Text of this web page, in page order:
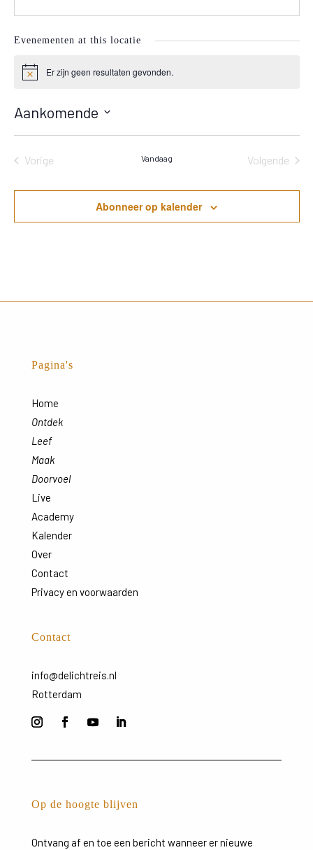
Evenementen at this locatie
BerichtEr zijn geen resultaten gevonden.
Aankomende
datum.
Vorige
Vandaag
Volgende
Abonneer op kalender
Pagina's
Home
Ontdek
Leef
Maak
Doorvoel
Live
Academy
Kalender
Over
Contact
Privacy en voorwaarden
Contact
info@delichtreis.nl
Rotterdam
Op de hoogte blijven
Ontvang af en toe een bericht wanneerernieuwe